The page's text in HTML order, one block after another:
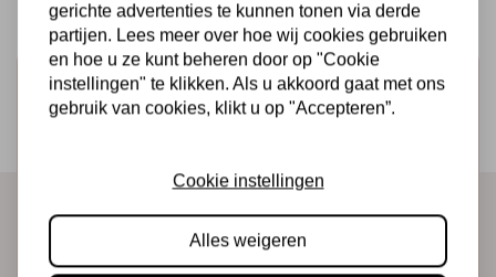
Schrijf je in voor de nieuwsbrief
Ontvang als eerste onze actie en nieuwe producten
gerichte advertenties te kunnen tonen via derde
partijen. Lees meer over hoe wij cookies gebruiken
en hoe u ze kunt beheren door op "Cookie
instellingen" te klikken. Als u akkoord gaat met ons
gebruik van cookies, klikt u op "Accepteren”.
Cookie instellingen
Alles weigeren